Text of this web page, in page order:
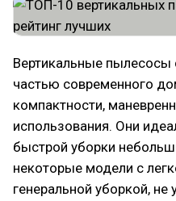
Вертикальные пылесосы
частью современного
компактности,
использования. Они
быстрой уборки
некоторые модели с
генеральной уборкой,